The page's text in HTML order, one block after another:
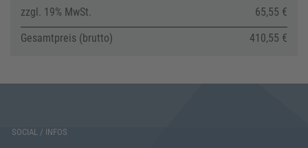
zzgl. 19% MwSt.
65,55 €
Gesamtpreis (brutto)
410,55 €
SOCIAL / INFOS